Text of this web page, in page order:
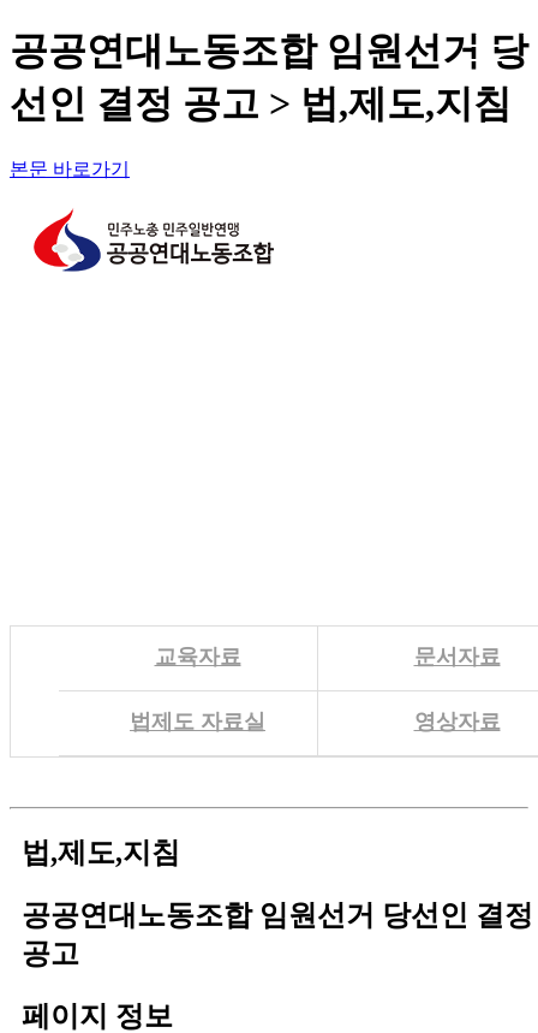
공공연대노동조합 임원선거 당
선인 결정 공고 > 법,제도,지침
본문 바로가기
교육자료 문서자료
법제도 자료실 영상자료
법,제도,지침
공공연대노동조합 임원선거 당선인 결정
공고
페이지 정보